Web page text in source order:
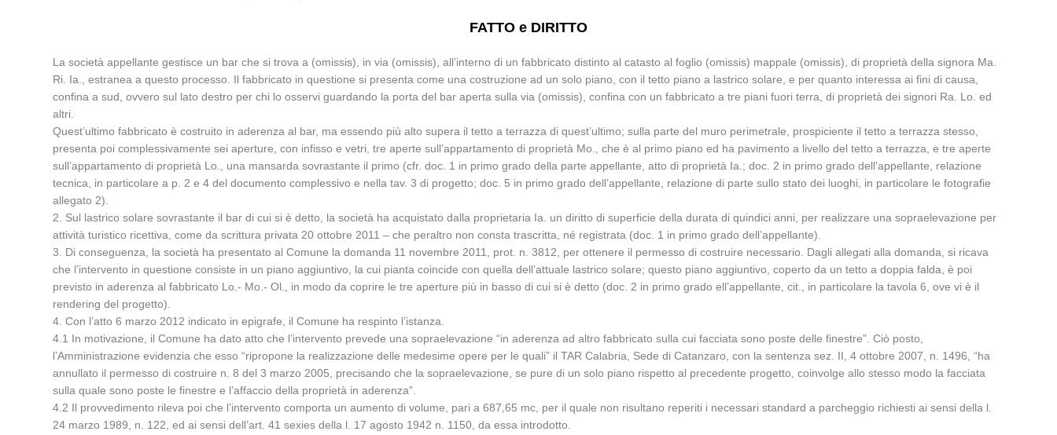
FATTO e DIRITTO
La società appellante gestisce un bar che si trova a (omissis), in via (omissis), all’interno di un fabbricato distinto al catasto al foglio (omissis) mappale (omissis), di proprietà della signora Ma.
Ri. Ia., estranea a questo processo. Il fabbricato in questione si presenta come una costruzione ad un solo piano, con il tetto piano a lastrico solare, e per quanto interessa ai fini di causa,
confina a sud, ovvero sul lato destro per chi lo osservi guardando la porta del bar aperta sulla via (omissis), confina con un fabbricato a tre piani fuori terra, di proprietà dei signori Ra. Lo. ed
altri.
Quest’ultimo fabbricato è costruito in aderenza al bar, ma essendo più alto supera il tetto a terrazza di quest’ultimo; sulla parte del muro perimetrale, prospiciente il tetto a terrazza stesso,
presenta poi complessivamente sei aperture, con infisso e vetri, tre aperte sull’appartamento di proprietà Mo., che è al primo piano ed ha pavimento a livello del tetto a terrazza, e tre aperte
sull’appartamento di proprietà Lo., una mansarda sovrastante il primo (cfr. doc. 1 in primo grado della parte appellante, atto di proprietà Ia.; doc. 2 in primo grado dell’appellante, relazione
tecnica, in particolare a p. 2 e 4 del documento complessivo e nella tav. 3 di progetto; doc. 5 in primo grado dell’appellante, relazione di parte sullo stato dei luoghi, in particolare le fotografie
allegato 2).
2. Sul lastrico solare sovrastante il bar di cui si è detto, la società ha acquistato dalla proprietaria Ia. un diritto di superficie della durata di quindici anni, per realizzare una sopraelevazione per
attività turistico ricettiva, come da scrittura privata 20 ottobre 2011 – che peraltro non consta trascritta, né registrata (doc. 1 in primo grado dell’appellante).
3. Di conseguenza, la società ha presentato al Comune la domanda 11 novembre 2011, prot. n. 3812, per ottenere il permesso di costruire necessario. Dagli allegati alla domanda, si ricava
che l’intervento in questione consiste in un piano aggiuntivo, la cui pianta coincide con quella dell’attuale lastrico solare; questo piano aggiuntivo, coperto da un tetto a doppia falda, è poi
previsto in aderenza al fabbricato Lo.- Mo.- Ol., in modo da coprire le tre aperture più in basso di cui si è detto (doc. 2 in primo grado ell’appellante, cit., in particolare la tavola 6, ove vi è il
rendering del progetto).
4. Con l’atto 6 marzo 2012 indicato in epigrafe, il Comune ha respinto l’istanza.
4.1 In motivazione, il Comune ha dato atto che l’intervento prevede una sopraelevazione “in aderenza ad altro fabbricato sulla cui facciata sono poste delle finestre”. Ciò posto,
l’Amministrazione evidenzia che esso “ripropone la realizzazione delle medesime opere per le quali” il TAR Calabria, Sede di Catanzaro, con la sentenza sez. II, 4 ottobre 2007, n. 1496, “ha
annullato il permesso di costruire n. 8 del 3 marzo 2005, precisando che la sopraelevazione, se pure di un solo piano rispetto al precedente progetto, coinvolge allo stesso modo la facciata
sulla quale sono poste le finestre e l’affaccio della proprietà in aderenza”.
4.2 Il provvedimento rileva poi che l’intervento comporta un aumento di volume, pari a 687,65 mc, per il quale non risultano reperiti i necessari standard a parcheggio richiesti ai sensi della l.
24 marzo 1989, n. 122, ed ai sensi dell’art. 41 sexies della l. 17 agosto 1942 n. 1150, da essa introdotto.